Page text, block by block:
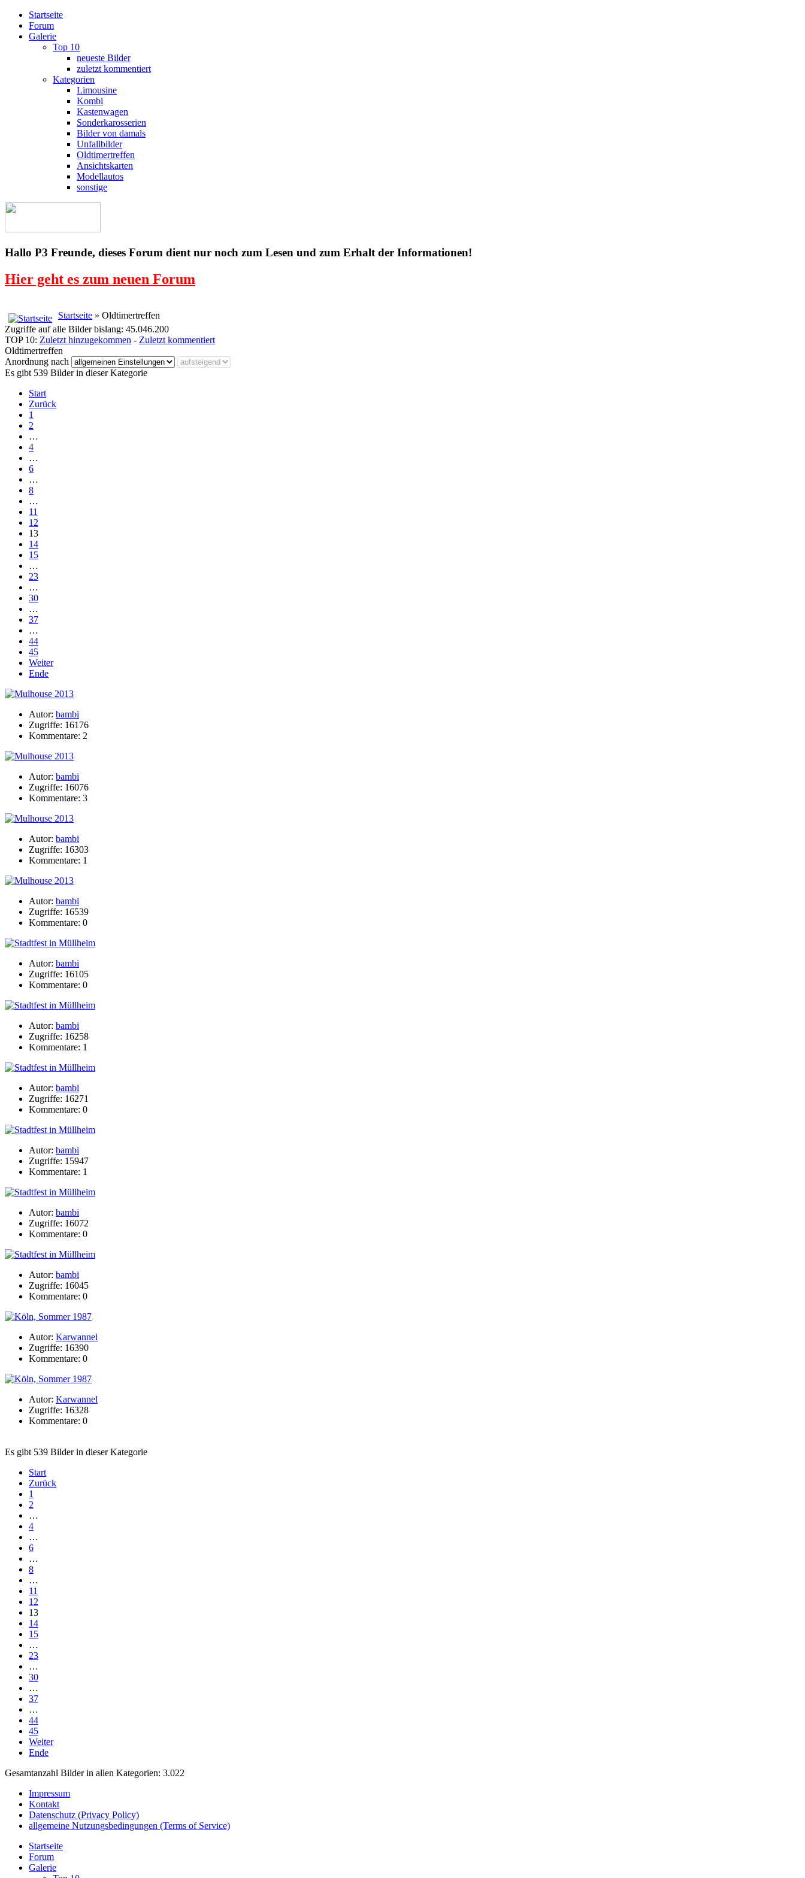
Startseite
Forum
Galerie
Top 10
neueste Bilder
zuletzt kommentiert
Kategorien
Limousine
Kombi
Kastenwagen
Sonderkarosserien
Bilder von damals
Unfallbilder
Oldtimertreffen
Ansichtskarten
Modellautos
sonstige
Hallo P3 Freunde, dieses Forum dient nur noch zum Lesen und zum Erhalt der Informationen!
Hier geht es zum neuen Forum
Startseite » Oldtimertreffen
Zugriffe auf alle Bilder bislang: 45.046.200
TOP 10: Zuletzt hinzugekommen - Zuletzt kommentiert
Oldtimertreffen
Anordnung nach
Es gibt 539 Bilder in dieser Kategorie
Start
Zurück
1
2
…
4
…
6
…
8
…
11
12
13
14
15
…
23
…
30
…
37
…
44
45
Weiter
Ende
Autor: bambi
Zugriffe: 16176
Kommentare: 2
Autor: bambi
Zugriffe: 16076
Kommentare: 3
Autor: bambi
Zugriffe: 16303
Kommentare: 1
Autor: bambi
Zugriffe: 16539
Kommentare: 0
Autor: bambi
Zugriffe: 16105
Kommentare: 0
Autor: bambi
Zugriffe: 16258
Kommentare: 1
Autor: bambi
Zugriffe: 16271
Kommentare: 0
Autor: bambi
Zugriffe: 15947
Kommentare: 1
Autor: bambi
Zugriffe: 16072
Kommentare: 0
Autor: bambi
Zugriffe: 16045
Kommentare: 0
Autor: Karwannel
Zugriffe: 16390
Kommentare: 0
Autor: Karwannel
Zugriffe: 16328
Kommentare: 0
Es gibt 539 Bilder in dieser Kategorie
Start
Zurück
1
2
…
4
…
6
…
8
…
11
12
13
14
15
…
23
…
30
…
37
…
44
45
Weiter
Ende
Gesamtanzahl Bilder in allen Kategorien: 3.022
Impressum
Kontakt
Datenschutz (Privacy Policy)
allgemeine Nutzungsbedingungen (Terms of Service)
Startseite
Forum
Galerie